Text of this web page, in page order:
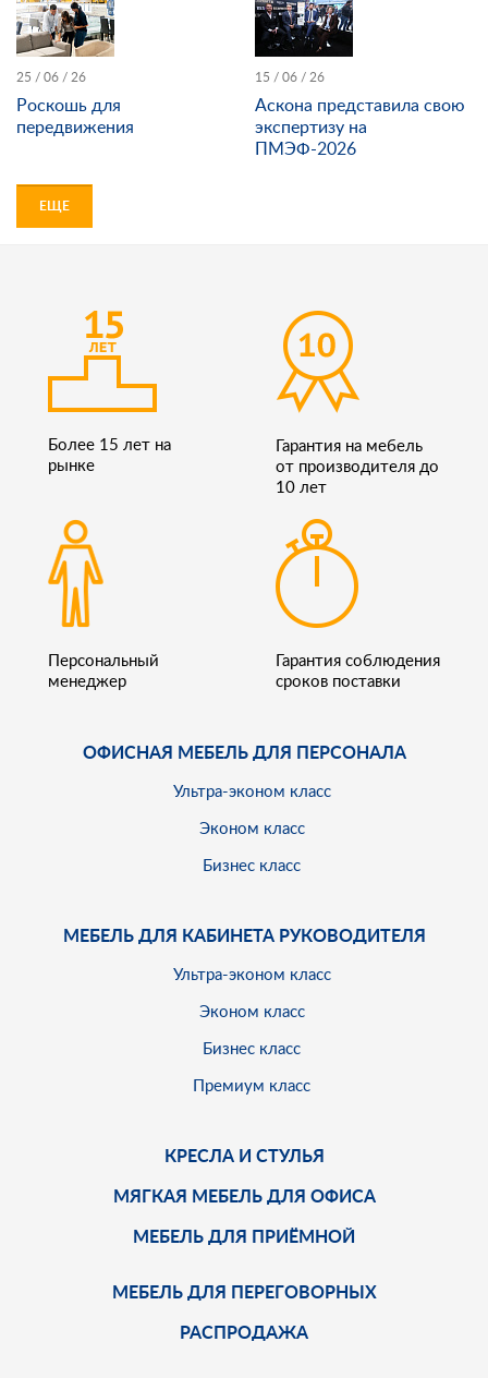
25 / 06 / 26
Роскошь для
передвижения
15 / 06 / 26
Аскона представила свою
экспертизу на
ПМЭФ-2026
ЕЩЕ
Более 15 лет на
рынке
Гарантия на мебель
от производителя до
10 лет
Персональный
менеджер
Гарантия соблюдения
сроков поставки
ОФИСНАЯ МЕБЕЛЬ ДЛЯ ПЕРСОНАЛА
Ультра-эконом класс
Эконом класс
Бизнес класс
МЕБЕЛЬ ДЛЯ КАБИНЕТА РУКОВОДИТЕЛЯ
Ультра-эконом класс
Эконом класс
Бизнес класс
Премиум класс
КРЕСЛА И СТУЛЬЯ
МЯГКАЯ МЕБЕЛЬ ДЛЯ ОФИСА
МЕБЕЛЬ ДЛЯ ПРИЁМНОЙ
МЕБЕЛЬ ДЛЯ ПЕРЕГОВОРНЫХ
РАСПРОДАЖА